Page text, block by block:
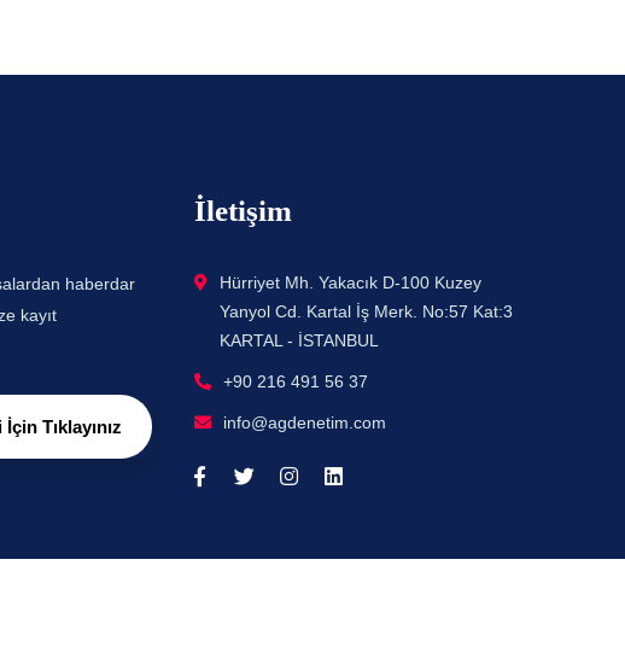
haberdar
kayıt
Tıklayınız
İletişim
Hürriyet Mh. Yakacık D-100 Kuzey
Yanyol Cd. Kartal İş Merk. No:57 Kat:3
KARTAL - İSTANBUL
+90 216 491 56 37
info@agdenetim.com